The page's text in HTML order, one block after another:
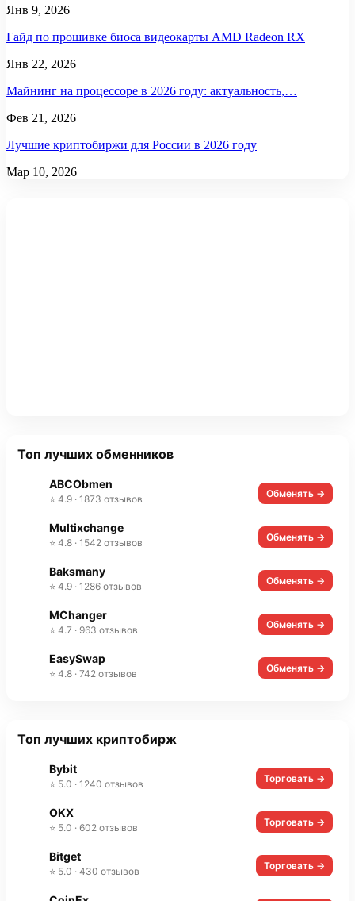
Янв 9, 2026
Гайд по прошивке биоса видеокарты AMD Radeon RX
Янв 22, 2026
Майнинг на процессоре в 2026 году: актуальность,…
Фев 21, 2026
Лучшие криптобиржи для России в 2026 году
Мар 10, 2026
Топ лучших обменников
ABCObmen
⭐ 4.9 · 1873 отзывов Обменять →
Multixchange
⭐ 4.8 · 1542 отзывов Обменять →
Baksmany
⭐ 4.9 · 1286 отзывов Обменять →
MChanger
⭐ 4.7 · 963 отзывов Обменять →
EasySwap
⭐ 4.8 · 742 отзывов Обменять →
Топ лучших криптобирж
Bybit
⭐ 5.0 · 1240 отзывов Торговать →
OKX
⭐ 5.0 · 602 отзывов Торговать →
Bitget
⭐ 5.0 · 430 отзывов Торговать →